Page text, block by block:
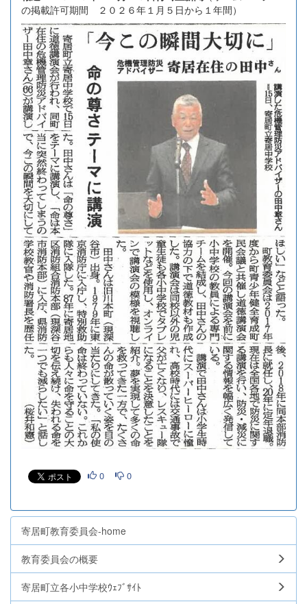
の掲載許可期間 ２０２６年１月５日から１年間）
0 0
寄居町教育委員会-home
教育委員会の概要
寄居町立各小中学校ｳｪﾌﾞｻｲﾄ